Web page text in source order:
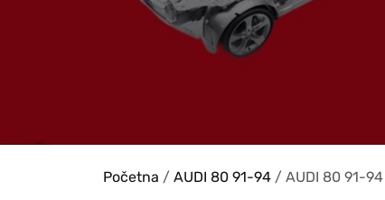
Početna / AUDI 80 91-94 / AUDI 80 91-94